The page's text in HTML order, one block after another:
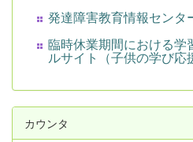
発達障害教育情報センタ
臨時休業期間における学
ルサイト（子供の学び
カウンタ